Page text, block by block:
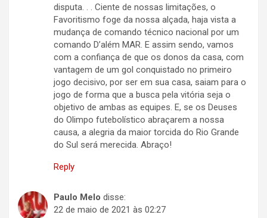
disputa. . . Ciente de nossas limitações, o
Favoritismo foge da nossa alçada, haja vista a
mudança de comando técnico nacional por um
comando D’além MAR. E assim sendo, vamos
com a confiança de que os donos da casa, com
vantagem de um gol conquistado no primeiro
jogo decisivo, por ser em sua casa, saiam para o
jogo de forma que a busca pela vitória seja o
objetivo de ambas as equipes. E, se os Deuses
do Olimpo futebolístico abraçarem a nossa
causa, a alegria da maior torcida do Rio Grande
do Sul será merecida. Abraço!
Reply
Paulo Melo disse:
22 de maio de 2021 às 02:27